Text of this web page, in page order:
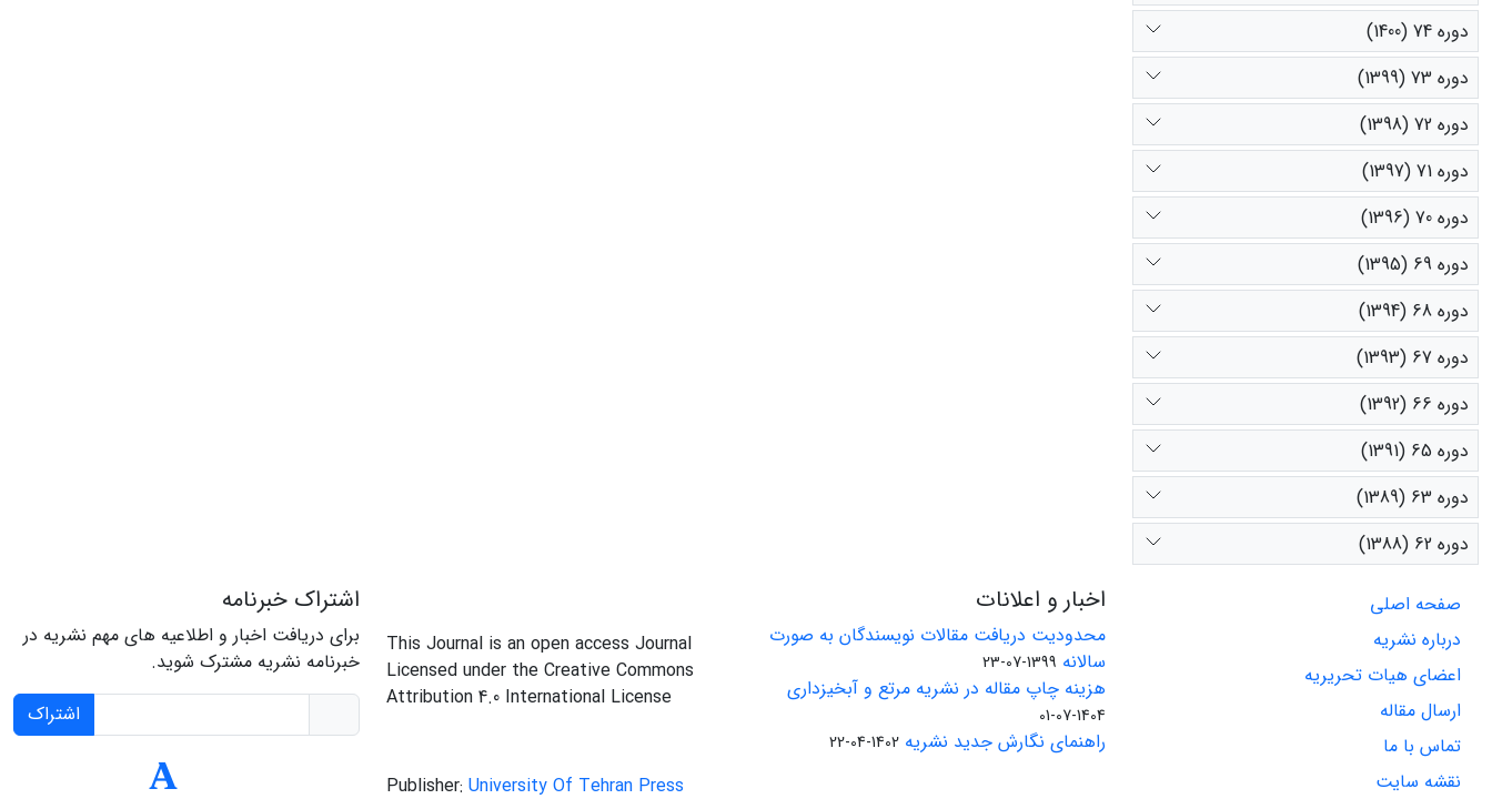
دوره 74 (1400)
دوره 73 (1399)
دوره 72 (1398)
دوره 71 (1397)
دوره 70 (1396)
دوره 69 (1395)
دوره 68 (1394)
دوره 67 (1393)
دوره 66 (1392)
دوره 65 (1391)
دوره 63 (1389)
دوره 62 (1388)
صفحه اصلی
درباره نشریه
اعضای هیات تحریریه
ارسال مقاله
تماس با ما
نقشه سایت
اخبار و اعلانات
محدودیت دریافت مقالات نویسندگان به صورت
سالانه 1399-07-23
هزینه چاپ مقاله در نشریه مرتع و آبخیزداری
1404-07-01
راهنمای نگارش جدید نشریه 1402-04-22
This Journal is an open access Journal
Licensed under the Creative Commons
Attribution 4.0 International License
Publisher: University Of Tehran Press
اشتراک خبرنامه
برای دریافت اخبار و اطلاعیه های مهم نشریه در
خبرنامه نشریه مشترک شوید.
اشتراک